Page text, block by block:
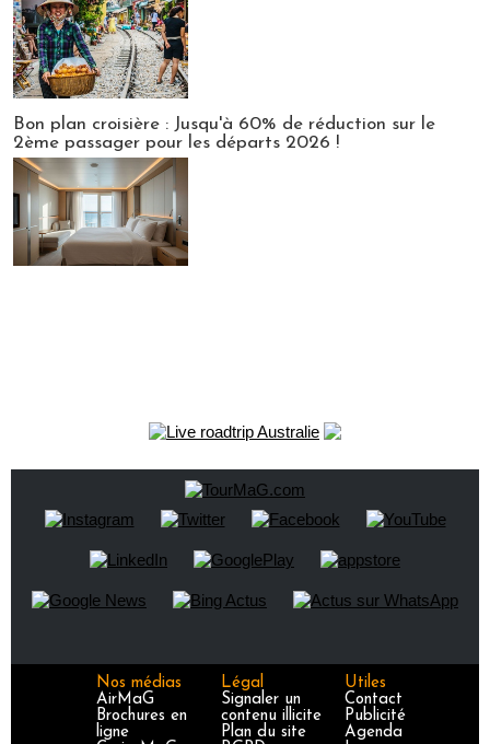
Bon plan croisière : Jusqu'à 60% de réduction sur le
2ème passager pour les départs 2026 !
Nos médias
AirMaG
Brochures en
ligne
Légal
Signaler un
contenu illicite
Plan du site
Utiles
Contact
Publicité
Agenda